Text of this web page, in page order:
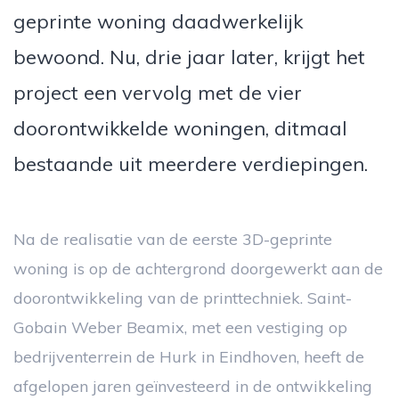
geprinte woning daadwerkelijk
bewoond. Nu, drie jaar later, krijgt het
project een vervolg met de vier
doorontwikkelde woningen, ditmaal
bestaande uit meerdere verdiepingen.
Na de realisatie van de eerste 3D-geprinte
woning is op de achtergrond doorgewerkt aan de
doorontwikkeling van de printtechniek. Saint-
Gobain Weber Beamix, met een vestiging op
bedrijventerrein de Hurk in Eindhoven, heeft de
afgelopen jaren geïnvesteerd in de ontwikkeling